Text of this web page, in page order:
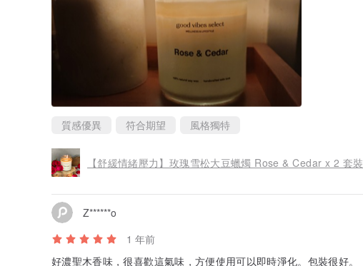
質感優異 符合期望 風格獨特
【舒緩情緒壓力】玫瑰雪松大豆蠟燭 Rose & Cedar x 2 套裝
Z******o
1 年前
好濃聖木香味，很喜歡這氣味，方便使用可以即時淨化。包裝很好。